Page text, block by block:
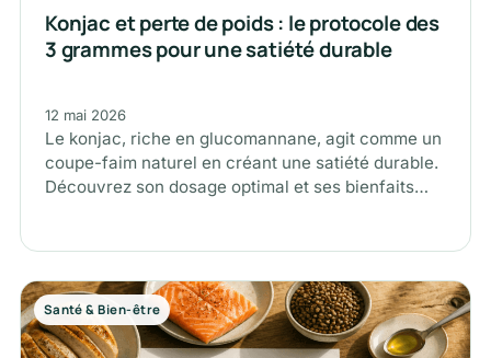
Konjac et perte de poids : le protocole des
3 grammes pour une satiété durable
12 mai 2026
Le konjac, riche en glucomannane, agit comme un
coupe-faim naturel en créant une satiété durable.
Découvrez son dosage optimal et ses bienfaits
Santé & Bien-être